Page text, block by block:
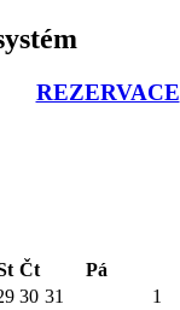
REZERVACE
Čt Pá
30 31 1